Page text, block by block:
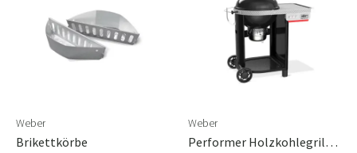
Weber
Brikettkörbe
Weber
Performer Holzkohlegrill 57 Cm